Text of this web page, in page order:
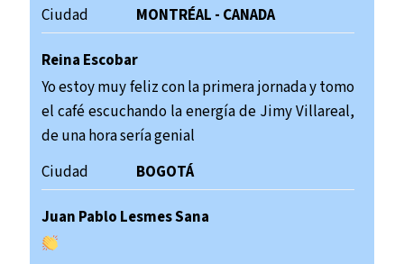
Ciudad
MONTRÉAL - CANADA
Reina Escobar
Yo estoy muy feliz con la primera jornada y tomo
el café escuchando la energía de Jimy Villareal,
de una hora sería genial
Ciudad
BOGOTÁ
Juan Pablo Lesmes Sana